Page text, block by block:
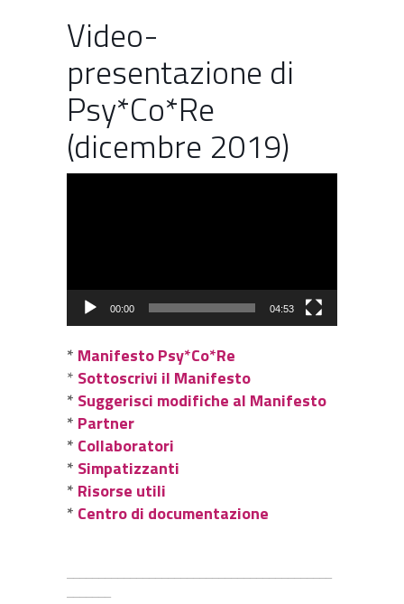
Video-
presentazione di
Psy*Co*Re
(dicembre 2019)
00:00 04:53
* Manifesto Psy*Co*Re
* Sottoscrivi il Manifesto
* Suggerisci modifiche al Manifesto
* Partner
* Collaboratori
* Simpatizzanti
* Risorse utili
* Centro di documentazione